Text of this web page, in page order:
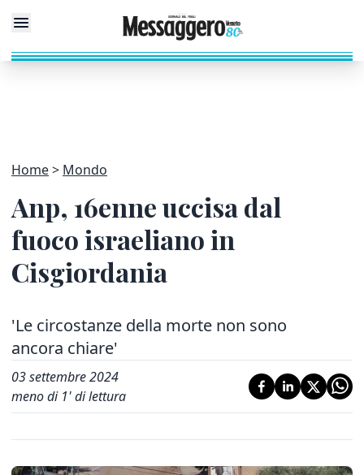
Home Mondo
Anp, 16enne uccisa dal
fuoco israeliano in
Cisgiordania
'Le circostanze della morte non sono
ancora chiare'
03 settembre 2024
meno di 1' di lettura